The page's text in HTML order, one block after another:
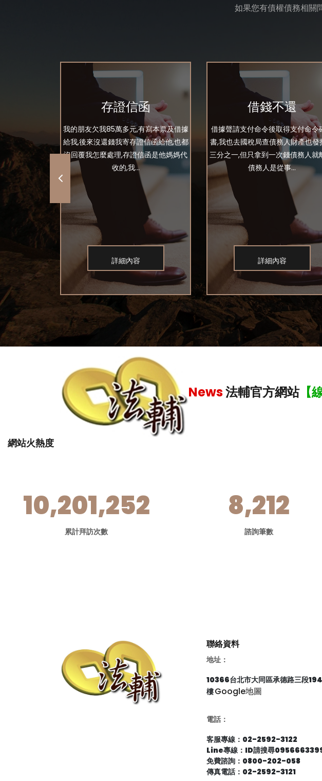
如果您有債權債務相關
寫本票也有
到人戶籍
說好幾年
存證信函
我的朋友欠我85萬多元,有寫本票及借據
給我,後來沒還錢我寄存證信函給他,也都
沒回覆我怎麼處理,存證信函是他媽媽代
收的,我...
詳細內容
借錢不還
借據聲請支付命令後取得支付命令
書,我也去國稅局查債務人財產也發
三分之一,但只拿到一次錢債務人就
債務人是從事...
詳細內容
News法輔官方網站【
網站火熱度
10,201,252
累計拜訪次數
8,212
諮詢筆數
聯絡資料
地址：
10366台北市大同區承德路三段
樓Google地圖
電話：
客服專線：02-2592-3122
Line專線：ID請搜尋
免費諮詢：0800-202-058
傳真電話：02-2592-3121